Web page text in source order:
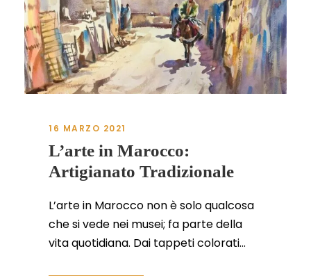
16 MARZO 2021
L’arte in Marocco:
Artigianato Tradizionale
L’arte in Marocco non è solo qualcosa
che si vede nei musei; fa parte della
vita quotidiana. Dai tappeti colorati...